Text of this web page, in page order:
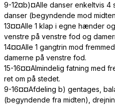
9-12¤b)¤Alle danser enkeltvis 4
danser (begyndende mod
13¤¤Alle 1 klap i egne hænder
venstre på venstre fod og
14¤¤Alle 1 gangtrin mod
damerne på venstre fod.
15-16¤¤Almindelig fatning med
ret om på stedet.
9-16¤¤Afdeling b) gentages,
(begyndende fra midten),